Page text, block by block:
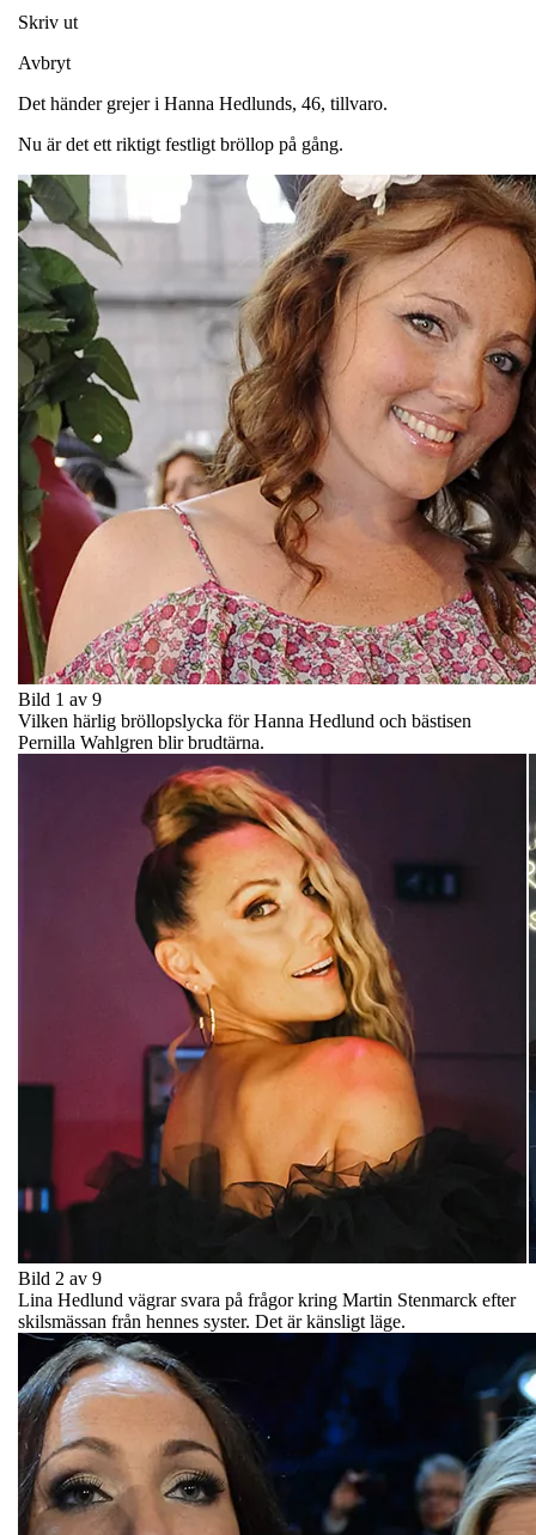
Skriv ut
Avbryt
Det händer grejer i Hanna Hedlunds, 46, tillvaro.
Nu är det ett riktigt festligt bröllop på gång.
Bild 1 av 9
Vilken härlig bröllopslycka för Hanna Hedlund och bästisen
Pernilla Wahlgren blir brudtärna.
Bild 2 av 9
Lina Hedlund vägrar svara på frågor kring Martin Stenmarck efter
skilsmässan från hennes syster. Det är känsligt läge.